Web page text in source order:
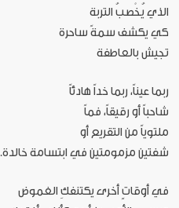
الذي يُخْصبُ التربة
كي يكشف سمةً ساحرة
تجيش بالعاطفة
ربما عيناً، ربما خداً هادئاً
شاحباً أو رقيقاً، فماً
ملتوياً من التقريع أو
شفتين مزمومتين في ابتسامة خالدة.
في أوقاتٍ أخرى يكتنفكِ الغموض